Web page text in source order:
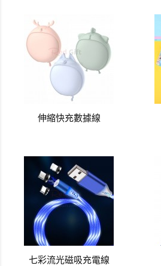
伸縮快充數據線
七彩流光磁吸充電線